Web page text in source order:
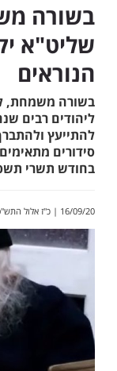
משמחת:
יקבל
לאחר
לפקוד
והרב
תשפ"א
שלח